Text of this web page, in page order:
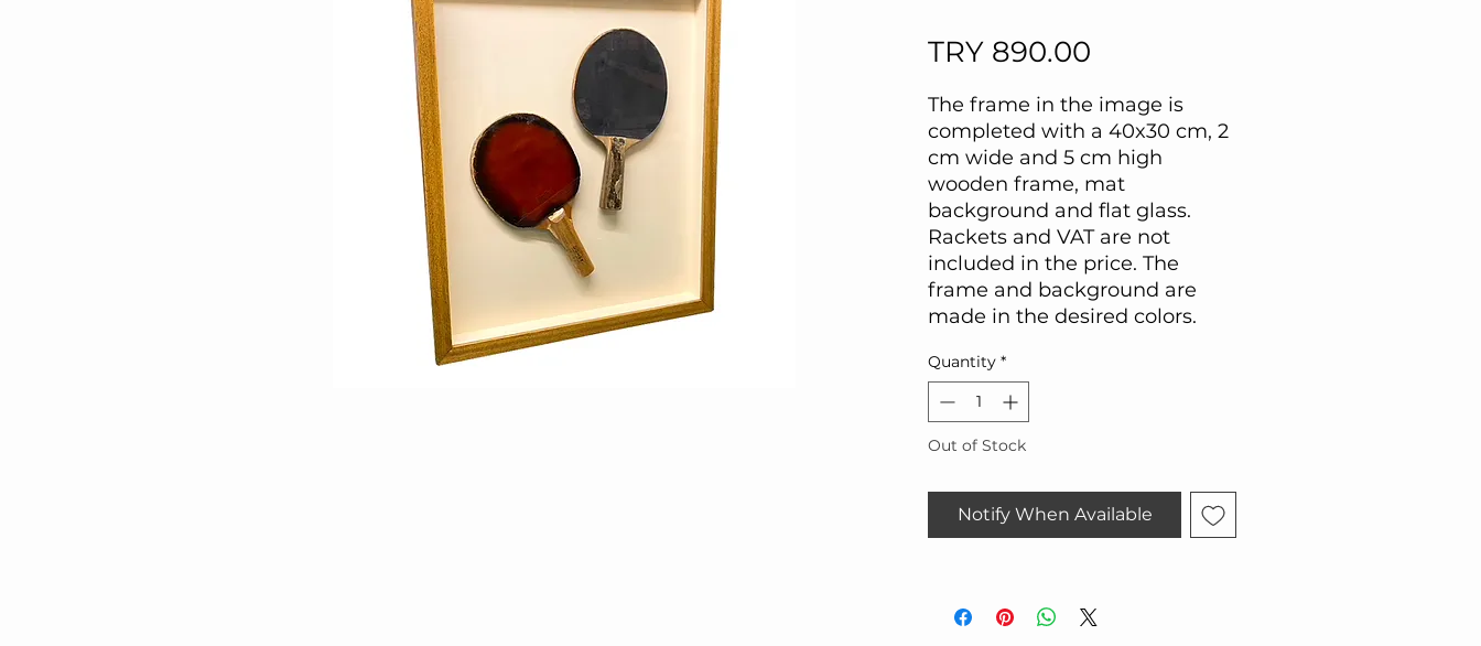
TRY 890.00
The frame in the image is
completed with a 40x30 cm, 2
cm wide and 5 cm high
wooden frame, mat
background and flat glass.
Rackets and VAT are not
included in the price. The
frame and background are
made in the desired colors.
Quantity *
Out of Stock
Notify When Available